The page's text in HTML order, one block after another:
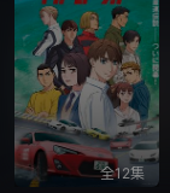
全12集